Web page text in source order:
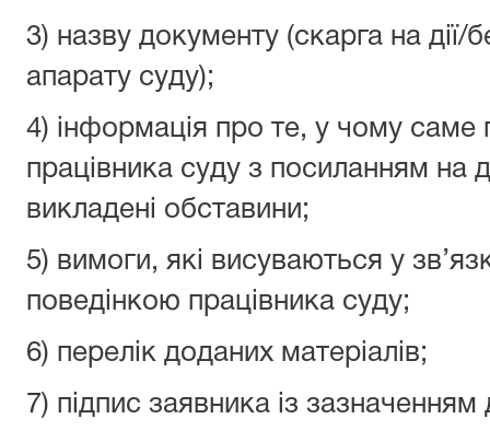
3) назву документу (скарга на дії/
апарату суду);
4) інформація про те, у чому саме
працівника суду з посиланням на
викладені обставини;
5) вимоги, які висуваються у
поведінкою працівника суду;
6) перелік доданих матеріалів;
7) підпис заявника із зазначенням